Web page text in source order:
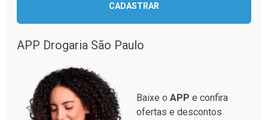
CADASTRAR
APP Drogaria São Paulo
Baixe o APP e confira
ofertas e descontos